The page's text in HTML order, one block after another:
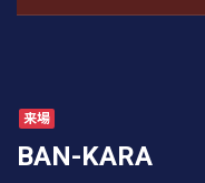
来場
BAN-KARA